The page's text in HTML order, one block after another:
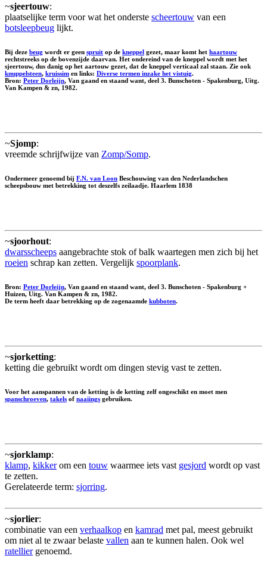
~sjeertouw:
plaatselijke term voor wat het onderste scheertouw van een
botsleepbeug lijkt.
Bij deze beug wordt er geen spruit op de kneppel gezet, maar komt het haartouw
rechtstreeks op de bovenzijde daarvan. Het ondereind van de kneppel wordt met het
sjeertouw, dus danig op het aartouw gezet, dat de kneppel verticaal zal staan. Zie ook
knuppelsteen, kruissim en links: Diverse termen inzake het vistuig.
Bron: Peter Dorleijn, Van gaand en staand want, deel 3. Bunschoten - Spakenburg, Uitg.
Van Kampen & zn, 1982.
~Sjomp:
vreemde schrijfwijze van Zomp/Somp.
Ondermeer genoemd bij F.N. van Loon Beschouwing van den Nederlandschen
scheepsbouw met betrekking tot deszelfs zeilaadje. Haarlem 1838
~sjoorhout:
dwarsscheeps aangebrachte stok of balk waartegen men zich bij het
roeien schrap kan zetten. Vergelijk spoorplank.
Bron: Peter Dorleijn, Van gaand en staand want, deel 3. Bunschoten - Spakenburg +
Huizen, Uitg. Van Kampen & zn, 1982.
De term heeft daar betrekking op de zogenaamde kubboten.
~sjorketting:
ketting die gebruikt wordt om dingen stevig vast te zetten.
Voor het aanspannen van de ketting is de ketting zelf ongeschikt en moet men
spanschroeven, takels of naaiings gebruiken.
~sjorklamp:
klamp, kikkerom een touw waarmee iets vast gesjord wordt op vast
te zetten.
Gerelateerde term: sjorring.
~sjorlier:
combinatie van een verhaalkop en kamrad met pal, meest gebruikt
om niet al te zwaar belaste vallen aan te kunnen halen. Ook wel
ratelliergenoemd.